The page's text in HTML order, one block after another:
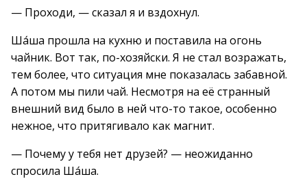
— Проходи, — сказал я и вздохнул.
Ша́ша прошла на кухню и поставила на огонь
чайник. Вот так, по-хозяйски. Я не стал возражать,
тем более, что ситуация мне показалась забавной.
А потом мы пили чай. Несмотря на её странный
внешний вид было в ней что-то такое, особенно
нежное, что притягивало как магнит.
— Почему у тебя нет друзей? — неожиданно
спросила Ша́ша.